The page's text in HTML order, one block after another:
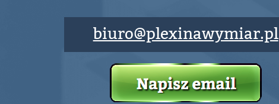
biuro@plexinawymiar.pl